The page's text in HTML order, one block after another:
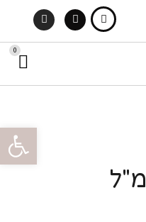
Facebook
Instagram
0
בושם א.ד.פ 30 מ"ל
פתח